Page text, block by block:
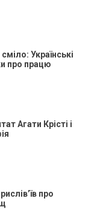
Українські
про працю
Агати Крісті і
про